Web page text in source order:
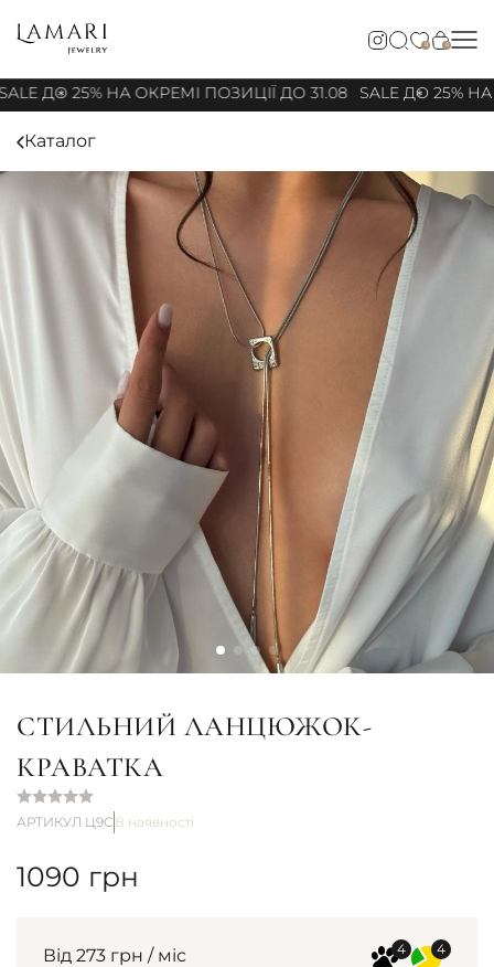
0 0
ДО 25% НА ОКРЕМІ ПОЗИЦІЇ ДО 31.08 SALE ДО 25%
Каталог
СТИЛЬНИЙ ЛАНЦЮЖОК-
КРАВАТКА
АРТИКУЛ Ц9С В наявності
1090 грн
Від 273 грн / міс